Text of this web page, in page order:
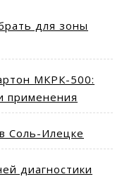
для зоны
МКРК-500:
применения
Соль-Илецке
диагностики